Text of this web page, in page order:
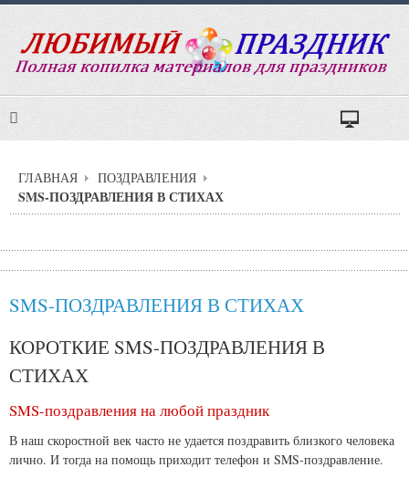
ГЛАВНАЯ ПОЗДРАВЛЕНИЯ
SMS-ПОЗДРАВЛЕНИЯ В СТИХАХ
SMS-ПОЗДРАВЛЕНИЯ В СТИХАХ
КОРОТКИЕ SMS-ПОЗДРАВЛЕНИЯ В
СТИХАХ
SMS-поздравления на любой праздник
В наш скоростной век часто не удается поздравить близкого человека
лично. И тогда на помощь приходит телефон и SMS-поздравление.